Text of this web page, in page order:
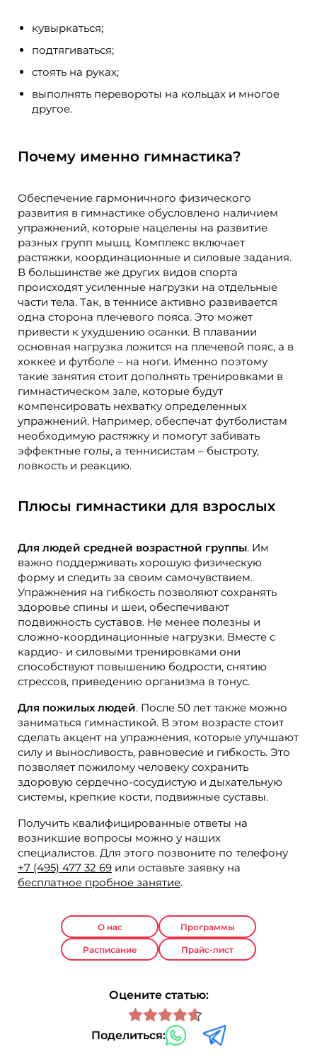
кувыркаться;
подтягиваться;
стоять на руках;
выполнять перевороты на кольцах и многое
другое.
Почему именно гимнастика?
Обеспечение гармоничного физического
развития в гимнастике обусловлено наличием
упражнений, которые нацелены на развитие
разных групп мышц. Комплекс включает
растяжки, координационные и силовые задания.
В большинстве же других видов спорта
происходят усиленные нагрузки на отдельные
части тела. Так, в теннисе активно развивается
одна сторона плечевого пояса. Это может
привести к ухудшению осанки. В плавании
основная нагрузка ложится на плечевой пояс, а в
хоккее и футболе – на ноги. Именно поэтому
такие занятия стоит дополнять тренировками в
гимнастическом зале, которые будут
компенсировать нехватку определенных
упражнений. Например, обеспечат футболистам
необходимую растяжку и помогут забивать
эффектные голы, а теннисистам – быстроту,
ловкость и реакцию.
Плюсы гимнастики для взрослых
Для людей средней возрастной группы. Им
важно поддерживать хорошую физическую
форму и следить за своим самочувствием.
Упражнения на гибкость позволяют сохранять
здоровье спины и шеи, обеспечивают
подвижность суставов. Не менее полезны и
сложно-координационные нагрузки. Вместе с
кардио- и силовыми тренировками они
способствуют повышению бодрости, снятию
стрессов, приведению организма в тонус.
Для пожилых людей. После 50 лет также можно
заниматься гимнастикой. В этом возрасте стоит
сделать акцент на упражнения, которые улучшают
силу и выносливость, равновесие и гибкость. Это
позволяет пожилому человеку сохранить
здоровую сердечно-сосудистую и дыхательную
системы, крепкие кости, подвижные суставы.
Получить квалифицированные ответы на
возникшие вопросы можно у наших
специалистов. Для этого позвоните по телефону
+7 (495) 477 32 69 или оставьте заявку на
бесплатное пробное занятие.
О нас Программы
Расписание Прайс-лист
Оцените статью:
Поделиться: